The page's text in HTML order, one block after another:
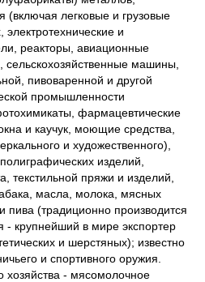
(включая легковые и грузовые
и
реакторы, авиационные
сельскохозяйственные машины,
пивоваренной и другой
промышленности
фармацевтические
и каучук, моющие средства,
и художественного),
изделий,
текстильной пряжи и изделий,
масла, молока, мясных
пива (традиционно производится
- крупнейший в мире экспортер
и шерстяных); известно
и спортивного оружия.
хозяйства - мясомолочное